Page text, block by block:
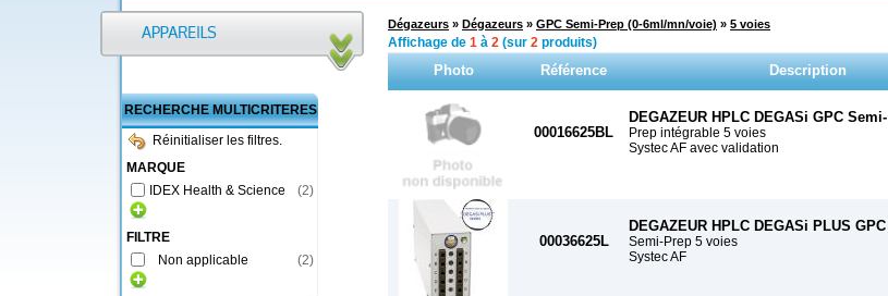
RECHERCHE MULTICRITERES
Réinitialiser les filtres.
MARQUE
IDEX Health & Science
(2)
FILTRE
Non applicable
(2)
Dégazeurs » Dégazeurs » GPC Semi-Prep (0-6ml/mn/voie) » 5 voies
Affichage de 1 à 2 (sur 2 produits)
Photo Référence Description
00016625BL
DEGAZEUR HPLC DEGASi GPC Semi-
Prep intégrable 5 voies
Systec AF avec validation
00036625L
DEGAZEUR HPLC DEGASi PLUS GPC
Semi-Prep 5 voies
Systec AF